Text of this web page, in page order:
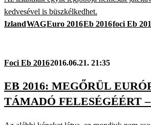
kedvesével is büszkélkedhet.
IzlandWAGEuro 2016Eb 2016foci Eb
Foci Eb 20162016.06.21. 21:35
EB 2016: MEGŐRÜL
TÁMADÓ FELESÉGÉÉRT